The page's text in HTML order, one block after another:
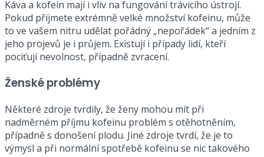
Káva a kofein mají i vliv na fungování trávicího ústrojí.
Pokud přijmete extrémně velké množství kofeinu, může
to ve vašem nitru udělat pořádný „nepořádek“ a jedním z
jeho projevů je i průjem. Existují i případy lidí, kteří
pociťují nevolnost, případně zvracení.
Ženské problémy
Některé zdroje tvrdily, že ženy mohou mít při
nadměrném příjmu kofeinu problém s otěhotněním,
případně s donošení plodu. Jiné zdroje tvrdí, že je to
výmysl a při normální spotřebě kofeinu se nic takového